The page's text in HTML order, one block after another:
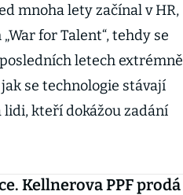
mnoha lety začínal v HR,
for Talent“, tehdy se
letech extrémně
se technologie stávají
kteří dokážou zadání
Kellnerova PPF prodá